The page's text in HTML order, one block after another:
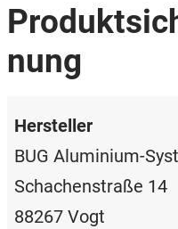
nung
Hersteller
BUG Aluminium-
Schachenstraße 14
88267 Vogt